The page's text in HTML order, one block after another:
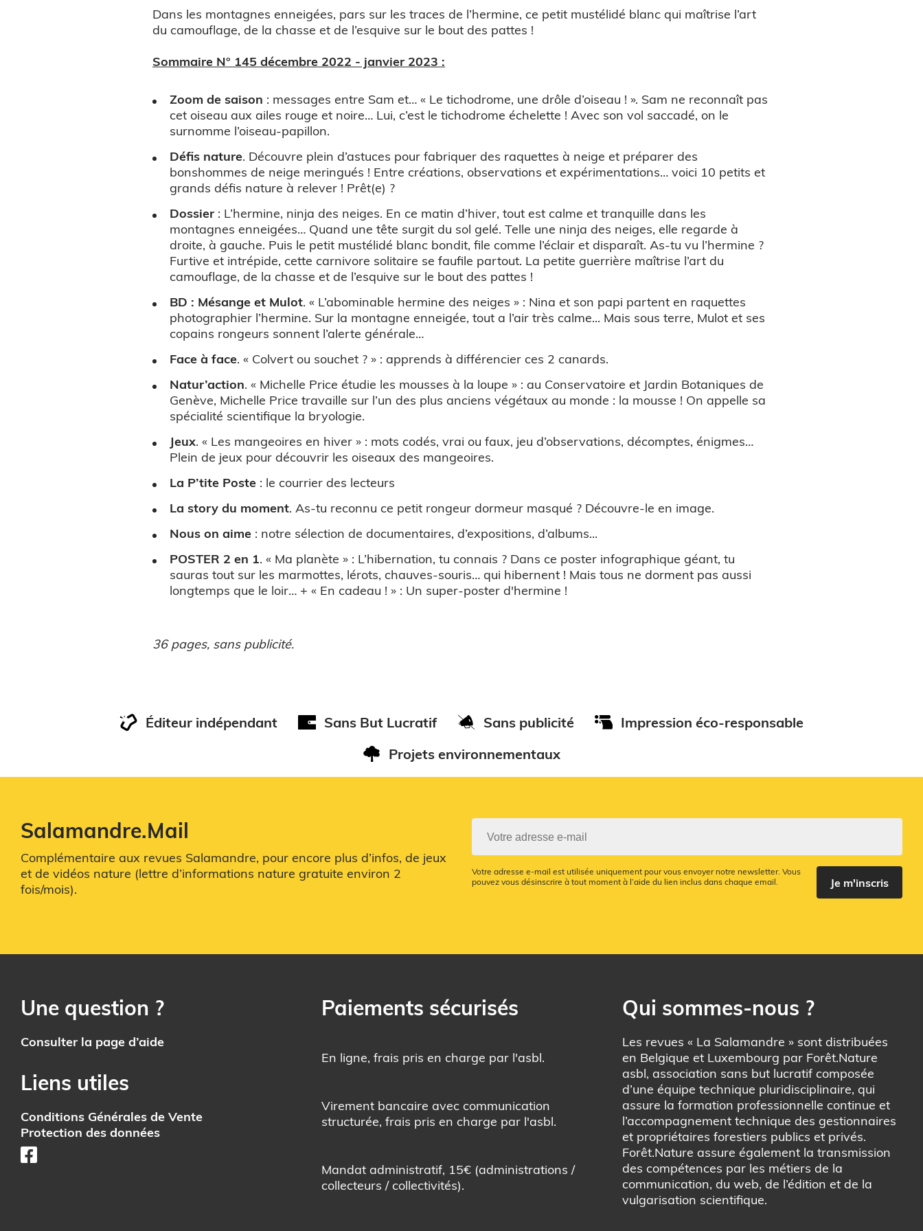
Dans les montagnes enneigées, pars sur les traces de l’hermine, ce petit mustélidé blanc qui maîtrise l’art
du camouflage, de la chasse et de l’esquive sur le bout des pattes !
Sommaire N° 145 décembre 2022 - janvier 2023 :
Zoom de saison : messages entre Sam et… « Le tichodrome, une drôle d’oiseau ! ». Sam ne reconnaît pas
cet oiseau aux ailes rouge et noire… Lui, c’est le tichodrome échelette ! Avec son vol saccadé, on le
surnomme l’oiseau-papillon.
Défis nature. Découvre plein d’astuces pour fabriquer des raquettes à neige et préparer des
bonshommes de neige meringués ! Entre créations, observations et expérimentations… voici 10 petits et
grands défis nature à relever ! Prêt(e) ?
Dossier : L’hermine, ninja des neiges. En ce matin d’hiver, tout est calme et tranquille dans les
montagnes enneigées… Quand une tête surgit du sol gelé. Telle une ninja des neiges, elle regarde à
droite, à gauche. Puis le petit mustélidé blanc bondit, file comme l’éclair et disparaît. As-tu vu l’hermine ?
Furtive et intrépide, cette carnivore solitaire se faufile partout. La petite guerrière maîtrise l’art du
camouflage, de la chasse et de l’esquive sur le bout des pattes !
BD : Mésange et Mulot. « L’abominable hermine des neiges » : Nina et son papi partent en raquettes
photographier l’hermine. Sur la montagne enneigée, tout a l’air très calme... Mais sous terre, Mulot et ses
copains rongeurs sonnent l’alerte générale…
Face à face. « Colvert ou souchet ? » : apprends à différencier ces 2 canards.
Natur’action. « Michelle Price étudie les mousses à la loupe » : au Conservatoire et Jardin Botaniques de
Genève, Michelle Price travaille sur l’un des plus anciens végétaux au monde : la mousse ! On appelle sa
spécialité scientifique la bryologie.
Jeux. « Les mangeoires en hiver » : mots codés, vrai ou faux, jeu d’observations, décomptes, énigmes…
Plein de jeux pour découvrir les oiseaux des mangeoires.
La P’tite Poste : le courrier des lecteurs
La story du moment. As-tu reconnu ce petit rongeur dormeur masqué ? Découvre-le en image.
Nous on aime : notre sélection de documentaires, d’expositions, d’albums...
POSTER 2 en 1. « Ma planète » : L’hibernation, tu connais ? Dans ce poster infographique géant, tu
sauras tout sur les marmottes, lérots, chauves-souris… qui hibernent ! Mais tous ne dorment pas aussi
longtemps que le loir… + « En cadeau ! » : Un super-poster d'hermine !
36 pages, sans publicité.
Éditeur indépendant Sans But Lucratif Sans publicité
Impression éco-responsable
Projets environnementaux
Salamandre.Mail
Complémentaire aux revues Salamandre, pour encore plus d’infos, de jeux
et de vidéos nature (lettre d’informations nature gratuite environ 2
fois/mois).
Votre adresse e-mail est utilisée uniquement pour vous envoyer notre newsletter. Vous
pouvez vous désinscrire à tout moment à l’aide du lien inclus dans chaque email.
Je m'inscris
Une question ?
Consulter la page d’aide
Liens utiles
Conditions Générales de Vente
Protection des données
Paiements sécurisés
En ligne, frais pris en charge par l'asbl.
Virement bancaire avec communication
structurée, frais pris en charge par l'asbl.
Mandat administratif, 15€ (administrations /
collecteurs / collectivités).
Qui sommes-nous ?
Les revues « La Salamandre » sont distribuées
en Belgique et Luxembourg par Forêt.Nature
asbl, association sans but lucratif composée
d’une équipe technique pluridisciplinaire, qui
assure la formation professionnelle continue et
l’accompagnement technique des gestionnaires
et propriétaires forestiers publics et privés.
Forêt.Nature assure également la transmission
des compétences par les métiers de la
communication, du web, de l’édition et de la
vulgarisation scientifique.